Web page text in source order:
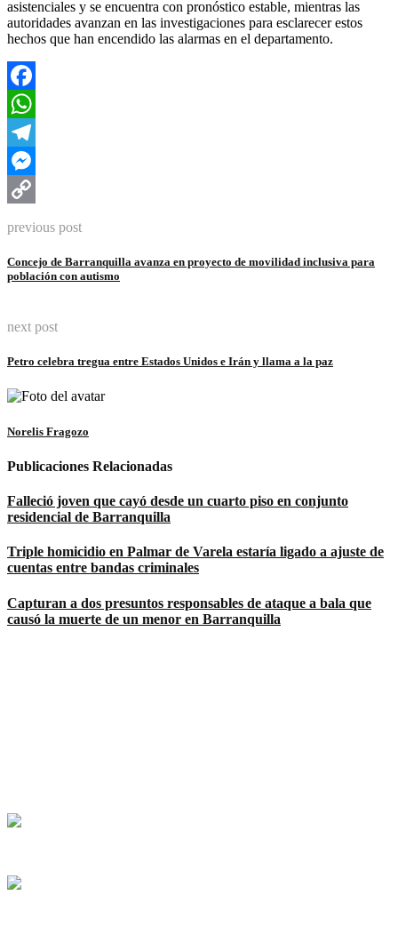
asistenciales y se encuentra con pronóstico estable, mientras las
autoridades avanzan en las investigaciones para esclarecer estos
hechos que han encendido las alarmas en el departamento.
Facebook
WhatsApp
Telegram
Messenger
previous post
Concejo de Barranquilla avanza en proyecto de movilidad inclusiva para
población con autismo
next post
Petro celebra tregua entre Estados Unidos e Irán y llama a la paz
Norelis Fragozo
Publicaciones Relacionadas
Falleció joven que cayó desde un cuarto piso en conjunto
residencial de Barranquilla
Triple homicidio en Palmar de Varela estaría ligado a ajuste de
cuentas entre bandas criminales
Capturan a dos presuntos responsables de ataque a bala que
causó la muerte de un menor en Barranquilla